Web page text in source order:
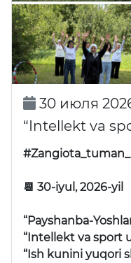
30 июля
“Intellekt va
📆 30-iyul, 2026-yil
“Payshanba-
“Intellekt va sport
“Ish kunini yuqori